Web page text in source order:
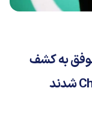
به کشف